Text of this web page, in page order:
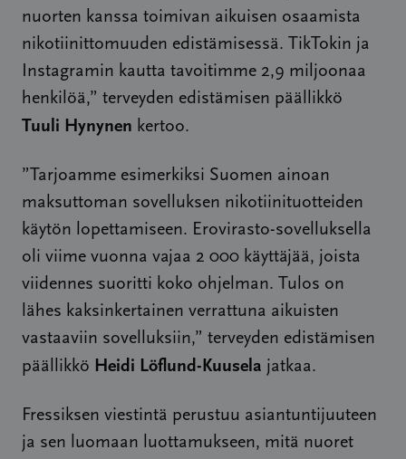
nuorten kanssa toimivan aikuisen osaamista
nikotiinittomuuden edistämisessä. TikTokin ja
Instagramin kautta tavoitimme 2,9 miljoonaa
henkilöä,” terveyden edistämisen päällikkö
Tuuli Hynynen kertoo.
”Tarjoamme esimerkiksi Suomen ainoan
maksuttoman sovelluksen nikotiinituotteiden
käytön lopettamiseen. Erovirasto-sovelluksella
oli viime vuonna vajaa 2 000 käyttäjää, joista
viidennes suoritti koko ohjelman. Tulos on
lähes kaksinkertainen verrattuna aikuisten
vastaaviin sovelluksiin,” terveyden edistämisen
päällikkö Heidi Löflund-Kuusela jatkaa.
Fressiksen viestintä perustuu asiantuntijuuteen
ja sen luomaan luottamukseen, mitä nuoret